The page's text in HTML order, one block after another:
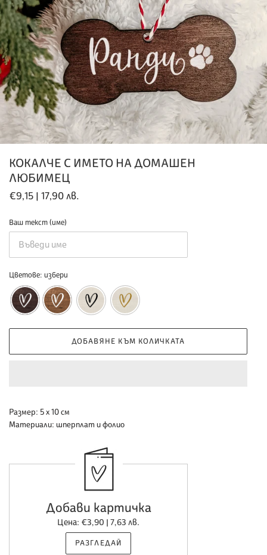
КОКАЛЧЕ С ИМЕТО НА ДОМАШЕН
ЛЮБИМЕЦ
Обичайна
€9,15 | 17,90 лв.
Ваш текст (име)
Цветове: избери
ДОБАВЯНЕ КЪМ КОЛИЧКАТА
Добавяне
на
количката
Размер: 5 х 10 см
Материали: шперплат и фолио
Добави картичка
Цена: €3,90 | 7,63 лв.
РАЗГЛЕДАЙ